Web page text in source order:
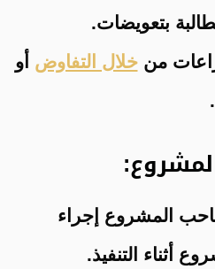
بتعويضات.
منخلال التفاوض أو
المشروع إجراء
أثناء التنفيذ.